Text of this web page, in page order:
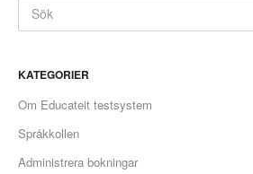
KATEGORIER
Om Educateit testsystem
Språkkollen
Administrera bokningar